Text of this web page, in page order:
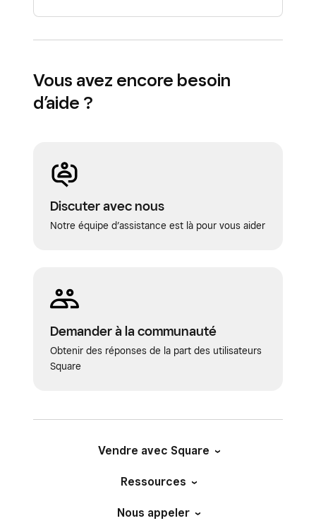
Vous avez encore besoin
d’aide ?
Discuter avec nous
Notre équipe d’assistance est là pour vous aider
Demander à la communauté
Obtenir des réponses de la part des utilisateurs
Square
Vendre avec Square
Ressources
Nous appeler